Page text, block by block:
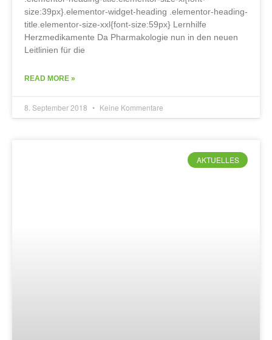
size:39px}.elementor-widget-heading .elementor-heading-
title.elementor-size-xxl{font-size:59px} Lernhilfe
Herzmedikamente Da Pharmakologie nun in den neuen
Leitlinien für die
READ MORE »
8. September 2018 Keine Kommentare
AKTUELLES